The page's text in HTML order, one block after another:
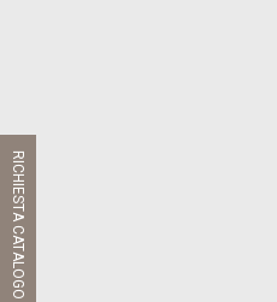
RICHIESTA CATALOGO